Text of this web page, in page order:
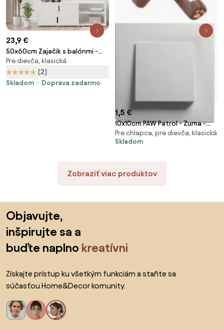
23,9 €
50x60cm Zajačik s balónmi -
ružová - textilná nálepka na
stenu
Pre dievča, klasická
(2)
Skladom
Doprava zadarmo
1,5 €
10x10cm PAW Patrol - Zuma -
nálepka nad vypínač
Pre chlapca, pre dievča, klasická
Skladom
Zobraziť viac produktov
Objavujte,
inšpirujte sa a
buďte naplno kreatívni
Získajte prístup ku všetkým funkciám a staňte sa
súčasťou Home&Decor komunity.